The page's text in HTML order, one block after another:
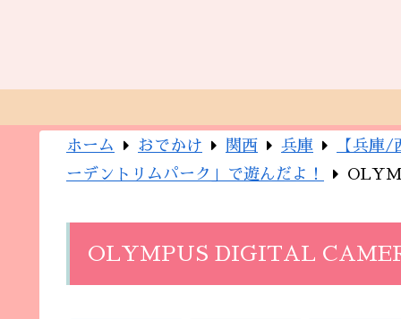
ホーム おでかけ 関西 兵庫
【兵庫/
ーデントリムパーク」で遊んだよ！
OLYMPUS DIGITAL